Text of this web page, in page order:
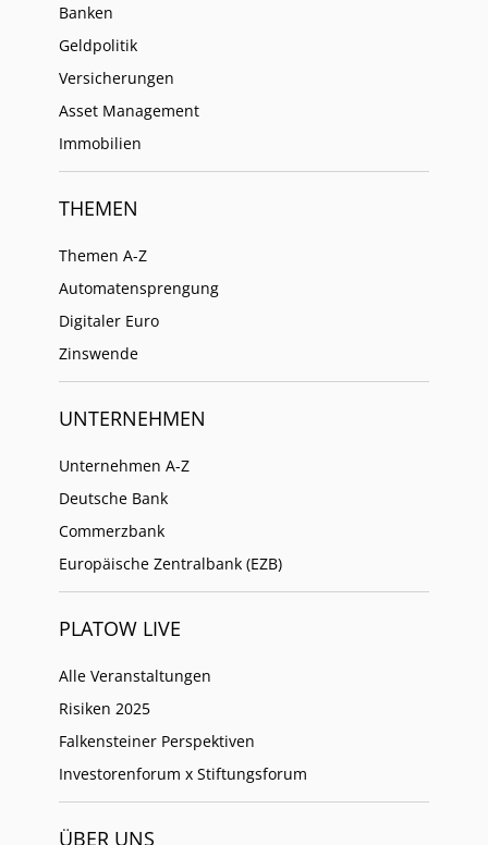
Banken
Geldpolitik
Versicherungen
Asset Management
Immobilien
THEMEN
Themen A-Z
Automatensprengung
Digitaler Euro
Zinswende
UNTERNEHMEN
Unternehmen A-Z
Deutsche Bank
Commerzbank
Europäische Zentralbank (EZB)
PLATOW LIVE
Alle Veranstaltungen
Risiken 2025
Falkensteiner Perspektiven
Investorenforum x Stiftungsforum
ÜBER UNS